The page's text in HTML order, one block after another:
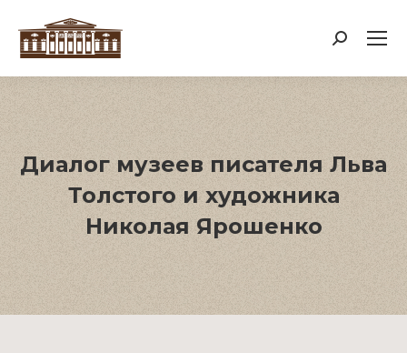
Поиск:
Диалог музеев писателя Льва
Толстого и художника
Николая Ярошенко